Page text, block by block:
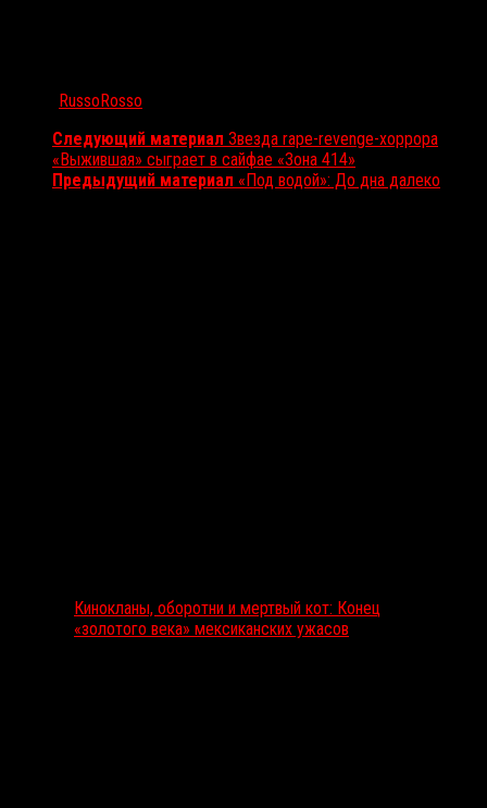
RussoRosso
Следующий материал Звезда rape-revenge-хоррора
«Выжившая» сыграет в сайфае «Зона 414»
Предыдущий материал «Под водой»: До дна далеко
Кинокланы, оборотни и мертвый кот: Конец
«золотого века» мексиканских ужасов